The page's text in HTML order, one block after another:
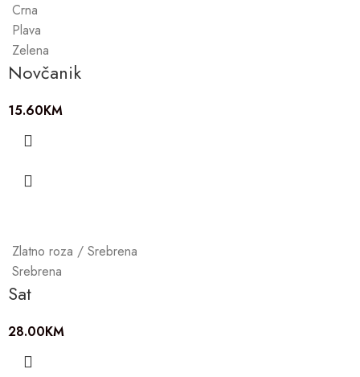
Crna
Plava
Zelena
Novčanik
15.60KM
Zlatno roza / Srebrena
Srebrena
Sat
28.00KM